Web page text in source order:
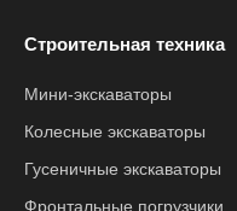
Строительная техника
Мини-экскаваторы
Колесные экскаваторы
Гусеничные экскаваторы
Фронтальные погрузчики